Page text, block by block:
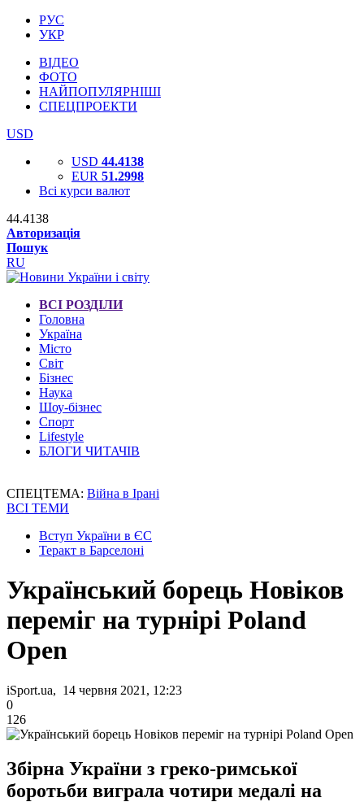
РУС
УКР
ВІДЕО
ФОТО
НАЙПОПУЛЯРНІШІ
СПЕЦПРОЕКТИ
USD
USD 44.4138
EUR 51.2998
Всі курси валют
44.4138
Авторизація
Пошук
RU
ВСІ РОЗДІЛИ
Головна
Україна
Місто
Світ
Бізнес
Наука
Шоу-бізнес
Спорт
Lifestyle
БЛОГИ ЧИТАЧІВ
СПЕЦТЕМА: Війна в Ірані
ВСІ ТЕМИ
Вступ України в ЄС
Теракт в Барселоні
Український борець Новіков
переміг на турнірі Poland
Open
iSport.ua, 14 червня 2021, 12:23
0
126
Збірна України з греко-римської
боротьби виграла чотири медалі на